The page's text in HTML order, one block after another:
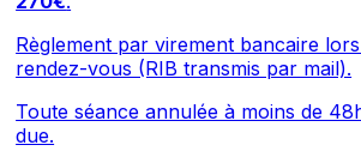
Règlement par virement bancaire
rendez-vous (RIB transmis par mail).
Toute séance annulée à moins de
due.